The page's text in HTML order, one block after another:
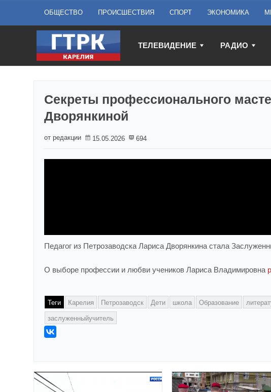
ОБЩЕСТВО ПРОИСШЕСТВИЯ СПОРТ ЭКОНОМИКА
ТЕЛЕВИДЕНИЕ РАДИО
Секреты профессионального
Дворянкиной
от редакции 15.05.2026 694
Педагог из Петрозаводска Лариса Дворянкина стала
О выборе профессии и любви учеников Лариса Владимировна
Теги Карелия Петрозаводск Дети школа Образование
заслуженныйучитель